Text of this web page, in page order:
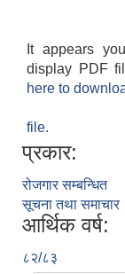
It appears
display PDF
here to
file.
प्रकार:
रोजगार सम्बन्धित
सूचना तथा समाचार
आर्थिक वर्ष:
८२/८३